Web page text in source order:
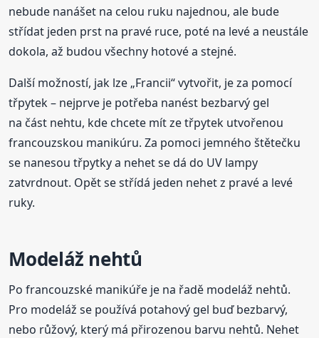
nebude nanášet na celou ruku najednou, ale bude
střídat jeden prst na pravé ruce, poté na levé a neustále
dokola, až budou všechny hotové a stejné.
Další možností, jak lze „Francii“ vytvořit, je za pomocí
třpytek – nejprve je potřeba nanést bezbarvý gel
na část nehtu, kde chcete mít ze třpytek utvořenou
francouzskou manikúru. Za pomoci jemného štětečku
se nanesou třpytky a nehet se dá do UV lampy
zatvrdnout. Opět se střídá jeden nehet z pravé a levé
ruky.
Modeláž nehtů
Po francouzské manikúře je na řadě modeláž nehtů.
Pro modeláž se používá potahový gel buď bezbarvý,
nebo růžový, který má přirozenou barvu nehtů. Nehet